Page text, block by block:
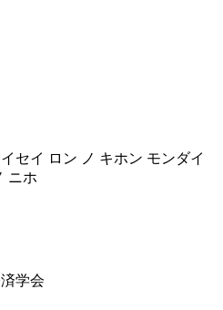
セイ ロン ノ キホン モンダイ
ニホ
学会